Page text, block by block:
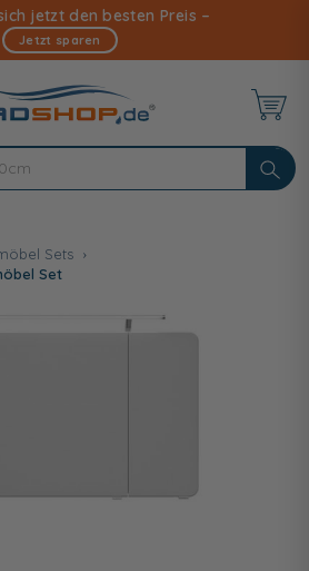
jetzt den besten Preis –
Jetzt sparen
Sets
Set